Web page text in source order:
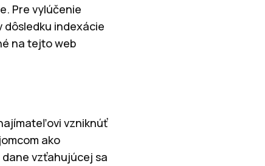
Pre vylúčenie
dôsledku indexácie
na tejto web
vzniknúť
ako
vzťahujúcej sa